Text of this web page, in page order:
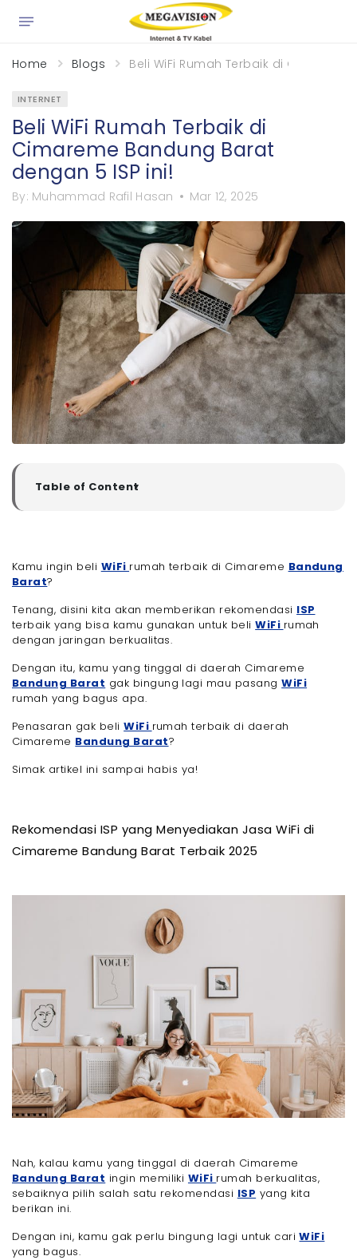
Home Blogs Beli WiFi Rumah Terbaik di
INTERNET
Beli WiFi Rumah Terbaik di
Cimareme Bandung Barat
dengan 5 ISP ini!
By: Muhammad Rafil Hasan Mar 12, 2025
Table of Content
▼
- 2. Iconnet
- 4. First Media
- 5. Oxygen.id
Tips Memilih WiFi Cimareme Bandung Barat yang
- 1. Cek Ketersediaan Jaringan di Lokasi Rumahmu
- 2. Tentukan Kebutuhan Kecepatan Internet
Pakai Internet
- 4. Bandingkan Harga dan Fasilitas Tambahan
Kamu ingin beli WiFi rumah terbaik di Cimareme Bandung
Barat?
Tenang, disini kita akan memberikan rekomendasi ISP
terbaik yang bisa kamu gunakan untuk beliWiFi rumah
dengan jaringan berkualitas.
Dengan itu, kamu yang tinggal di daerah Cimareme
Bandung Barat gak bingung lagi mau pasangWiFi
rumah yang bagus apa.
Penasaran gak beliWiFi rumah terbaik di daerah
Cimareme Bandung Barat?
Simak artikel ini sampai habis ya!
Rekomendasi ISP yang Menyediakan Jasa WiFi di
Cimareme Bandung Barat Terbaik 2025
Nah, kalau kamu yang tinggal di daerah Cimareme
Bandung Barat ingin memiliki WiFi rumah berkualitas,
sebaiknya pilih salah satu rekomendasi ISP yang kita
berikan ini.
Dengan ini, kamu gak perlu bingung lagi untuk cariWiFi
yang bagus.